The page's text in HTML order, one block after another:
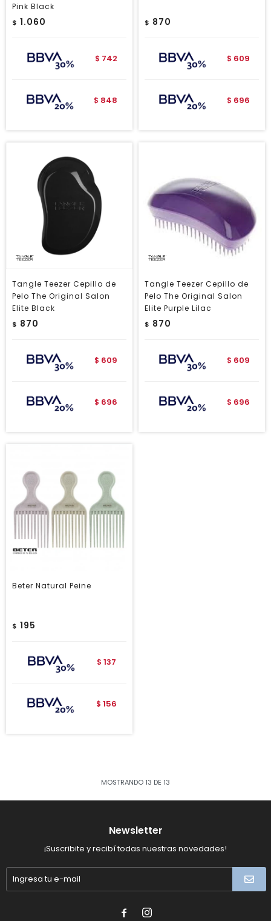
Pink Black
$ 1.060
$ 742
$ 848
$ 870
$ 609
$ 696
Tangle Teezer Cepillo de
Pelo The Original Salon
Elite Black
$ 870
$ 609
$ 696
Tangle Teezer Cepillo de
Pelo The Original Salon
Elite Purple Lilac
$ 870
$ 609
$ 696
Beter Natural Peine
$ 195
$ 137
$ 156
MOSTRANDO 13 DE 13
Newsletter
¡Suscribite y recibí todas nuestras novedades!
 